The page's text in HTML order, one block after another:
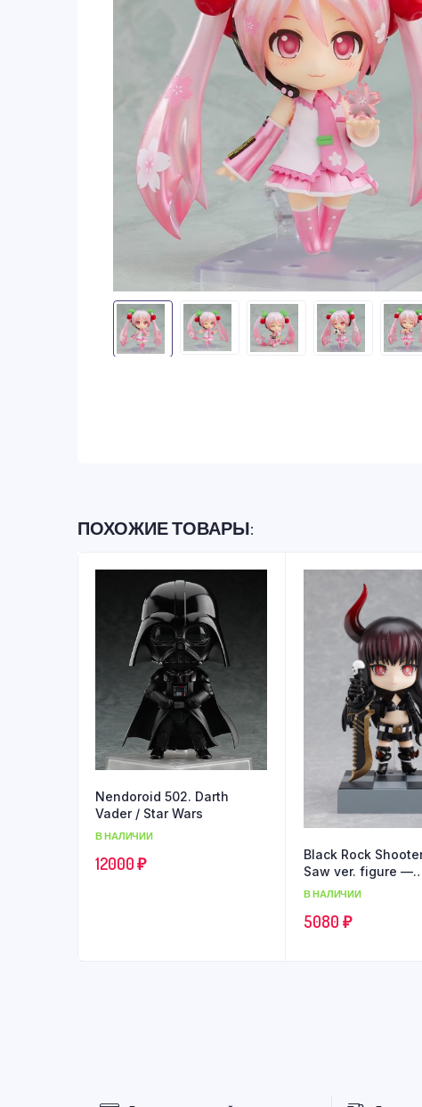
ПОХОЖИЕ ТОВАРЫ:
Nendoroid 502. Darth
Vader / Star Wars
В НАЛИЧИИ
12000₽
Black Rock
Saw ver. figure —
Nendoroid 402
В НАЛИЧИИ
5080 ₽